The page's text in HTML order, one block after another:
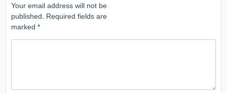
Your email address will not be
published.
Required fields are
marked*